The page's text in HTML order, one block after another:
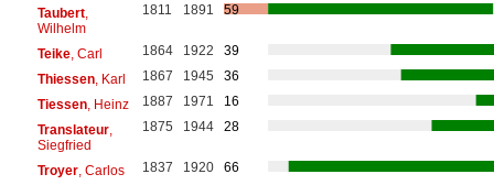
Taubert,
Wilhelm
1811 1891 59
Teike, Carl 1864 1922
39
Thiessen, Karl 1867 1945
36
Tiessen, Heinz 1887 1971
16
Translateur,
Siegfried
1875 1944 28
Troyer, Carlos 1837 1920
66